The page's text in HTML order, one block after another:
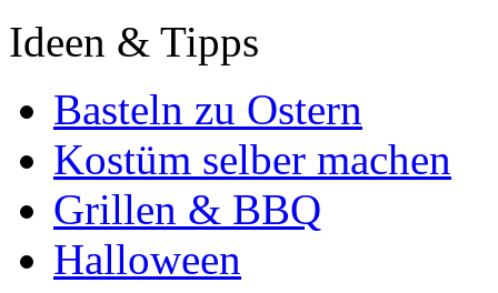
Ideen & Tipps
Basteln zu Ostern
Kostüm selber machen
Grillen & BBQ
Halloween